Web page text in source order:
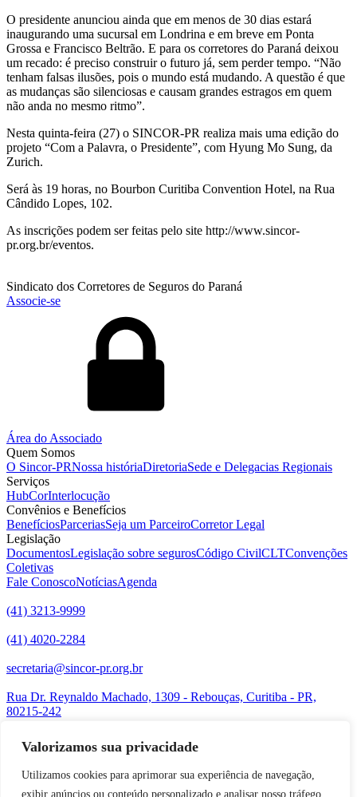
Valorizamos sua privacidade
Utilizamos cookies para aprimorar sua experiência de navegação,
exibir anúncios ou conteúdo personalizado e analisar nosso tráfego.
O presidente anunciou ainda que em menos de 30 dias estará
inaugurando uma sucursal em Londrina e em breve em Ponta
Grossa e Francisco Beltrão. E para os corretores do Paraná deixou
um recado: é preciso construir o futuro já, sem perder tempo. “Não
tenham falsas ilusões, pois o mundo está mudando. A questão é que
as mudanças são silenciosas e causam grandes estragos em quem
não anda no mesmo ritmo”.
Nesta quinta-feira (27) o SINCOR-PR realiza mais uma edição do
projeto “Com a Palavra, o Presidente”, com Hyung Mo Sung, da
Zurich.
Será às 19 horas, no Bourbon Curitiba Convention Hotel, na Rua
Cândido Lopes, 102.
As inscrições podem ser feitas pelo site http://www.sincor-
pr.org.br/eventos.
Sindicato dos Corretores de Seguros do Paraná
Associe-se
Área do Associado
Quem Somos
O Sincor-PRNossa históriaDiretoriaSede e Delegacias Regionais
Serviços
HubCorInterlocução
Convênios e Benefícios
BenefíciosParceriasSeja um ParceiroCorretor Legal
Legislação
DocumentosLegislação sobre segurosCódigo CivilCLTConvenções
Coletivas
Fale ConoscoNotíciasAgenda
(41) 3213-9999
(41) 4020-2284
secretaria@sincor-pr.org.br
Rua Dr. Reynaldo Machado, 1309 - Rebouças, Curitiba - PR,
80215-242
por Agência de Marketing Digital
2026